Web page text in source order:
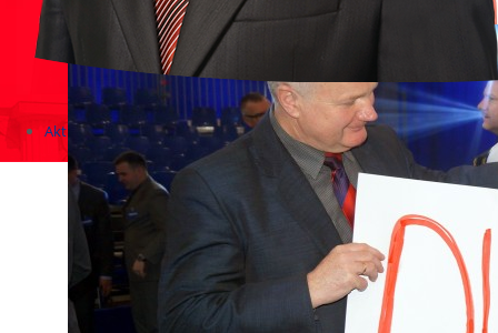
Aktualności
Zapowiedzi wydarzeń
KONKURSY 2020 - 2026
KOLONIE 2021 - 2026
Imprezy kulturalne - zaproszenia 2017
Różne
Konkursy 2017/2018
KONKURSY 2016/2017
KONKURSY 2015/2016
Konkursy 2014/2015